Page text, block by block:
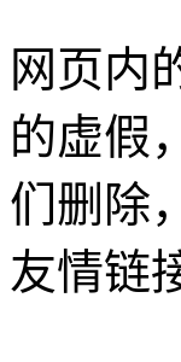
网页内
的虚假
们删除
友情链